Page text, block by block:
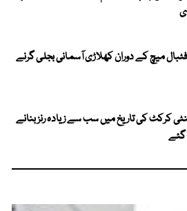
میچ کے دوران کھلاڑی آسمانی بجلی گرنے
کرکٹ کی تاریخ میں سب سے زیادہ رنز بنانے
گئے